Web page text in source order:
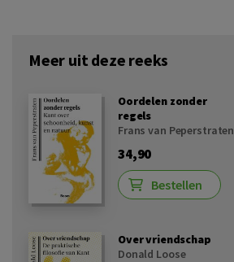
Meer uit deze reeks
Oordelen zonder
regels
Frans van Peperstraten
34,90
Bestellen
Over vriendschap
Donald Loose